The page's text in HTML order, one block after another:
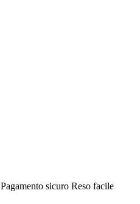
Pagamento sicuro Reso facile